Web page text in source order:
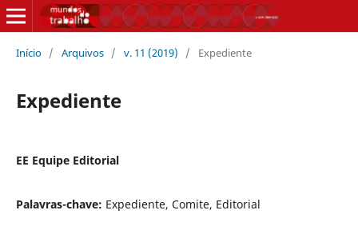
Início / Arquivos / v. 11 (2019) / Expediente
Expediente
EE Equipe Editorial
Palavras-chave: Expediente, Comite, Editorial